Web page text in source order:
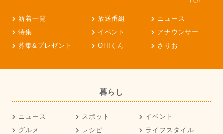
新着一覧 放送番組
ニュース
特集
イベント
アナウンサー
募集&プレゼント
OH!くん さりお
暮らし
ニュース スポット
イベント
グルメ
レシピ
ライフスタイル